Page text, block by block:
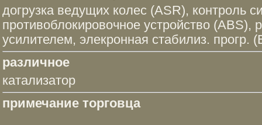
догрузка ведущих колес (ASR), контроль
противоблокировочное устройство (ABS),
усилителем, элекронная стабилиз. прогр.
различное
катализатор
примечание торговца